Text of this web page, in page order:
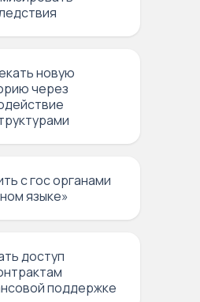
новую
через
с гос органами
языке»
доступ
поддержке